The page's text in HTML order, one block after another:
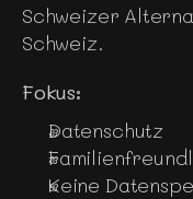
Schweizer
Schweiz.
Fokus:
Datenschutz
Keine